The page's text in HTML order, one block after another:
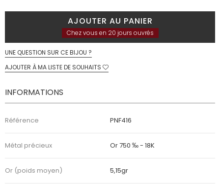
AJOUTER AU PANIER
Chez vous en 20 jours ouvrés
UNE QUESTION SUR CE BIJOU ?
AJOUTER À MA LISTE DE SOUHAITS
INFORMATIONS
Référence PNF416
Métal précieux Or 750 ‰ - 18K
Or (poids moyen) 5,15gr